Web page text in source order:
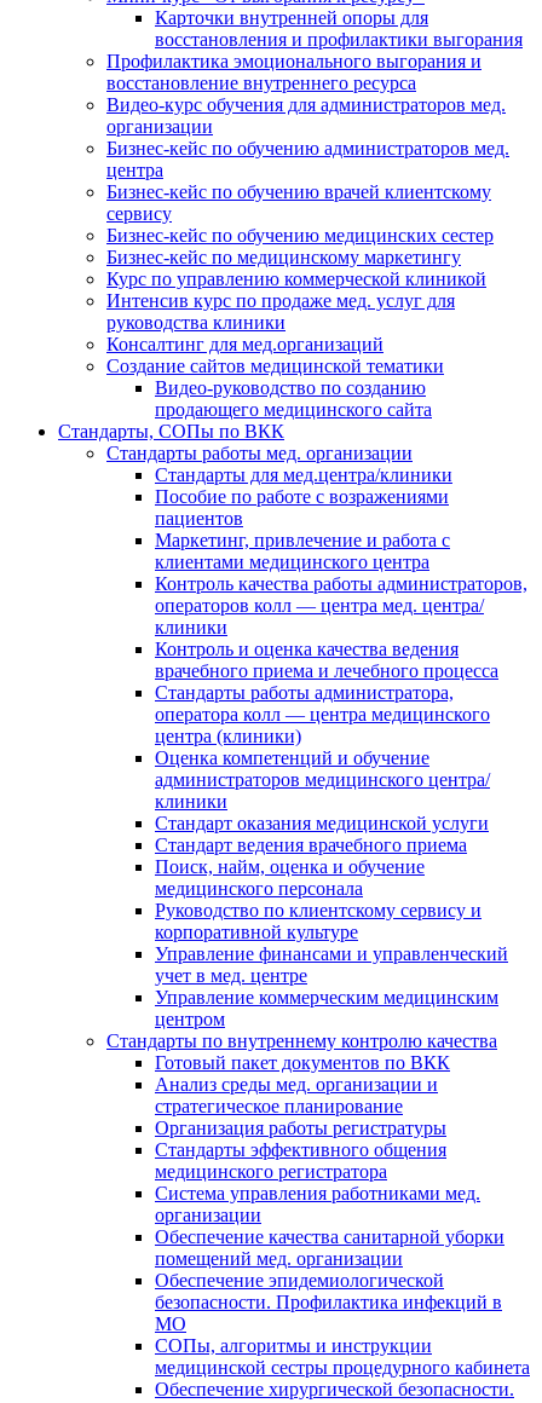
Карточки внутренней опоры для
восстановления и профилактики выгорания
Профилактика эмоционального выгорания и
восстановление внутреннего ресурса
Видео-курс обучения для администраторов мед.
организации
Бизнес-кейс по обучению администраторов мед.
центра
Бизнес-кейс по обучению врачей клиентскому
сервису
Бизнес-кейс по обучению медицинских сестер
Бизнес-кейс по медицинскому маркетингу
Курс по управлению коммерческой клиникой
Интенсив курс по продаже мед. услуг для
руководства клиники
Консалтинг для мед.организаций
Создание сайтов медицинской тематики
Видео-руководство по созданию
продающего медицинского сайта
Стандарты, СОПы по ВКК
Стандарты работы мед. организации
Стандарты для мед.центра/клиники
Пособие по работе с возражениями
пациентов
Маркетинг, привлечение и работа с
клиентами медицинского центра
Контроль качества работы администраторов,
операторов колл — центра мед. центра/
клиники
Контроль и оценка качества ведения
врачебного приема и лечебного процесса
Стандарты работы администратора,
оператора колл — центра медицинского
центра (клиники)
Оценка компетенций и обучение
администраторов медицинского центра/
клиники
Стандарт оказания медицинской услуги
Стандарт ведения врачебного приема
Поиск, найм, оценка и обучение
медицинского персонала
Руководство по клиентскому сервису и
корпоративной культуре
Управление финансами и управленческий
учет в мед. центре
Управление коммерческим медицинским
центром
Стандарты по внутреннему контролю качества
Готовый пакет документов по ВКК
Анализ среды мед. организации и
стратегическое планирование
Организация работы регистратуры
Стандарты эффективного общения
медицинского регистратора
Система управления работниками мед.
организации
Обеспечение качества санитарной уборки
помещений мед. организации
Обеспечение эпидемиологической
безопасности. Профилактика инфекций в
МО
СОПы, алгоритмы и инструкции
медицинской сестры процедурного кабинета
Обеспечение хирургической безопасности.